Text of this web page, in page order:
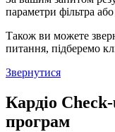
параметри фільтра
Також ви можете
питання, підберемо
Звернутися
Кардіо
програм